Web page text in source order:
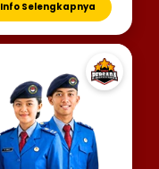
Info Selengkapnya